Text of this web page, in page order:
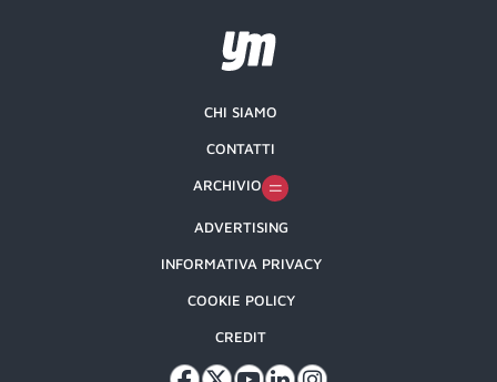
CHI SIAMO
CONTATTI
ARCHIVIO
ADVERTISING
INFORMATIVA PRIVACY
COOKIE POLICY
CREDIT